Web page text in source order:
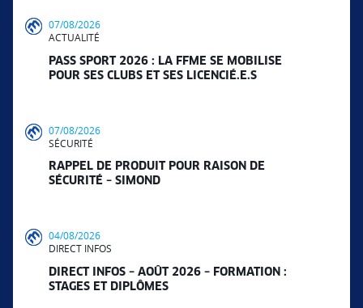
07/08/2026
ACTUALITÉ
PASS SPORT 2026 : LA FFME SE MOBILISE
POUR SES CLUBS ET SES LICENCIÉ.E.S
07/08/2026
SÉCURITÉ
RAPPEL DE PRODUIT POUR RAISON DE
SÉCURITÉ – SIMOND
04/08/2026
DIRECT INFOS
DIRECT INFOS – AOÛT 2026 – FORMATION :
STAGES ET DIPLÔMES